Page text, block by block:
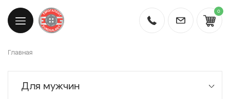
0
Главная
Для мужчин